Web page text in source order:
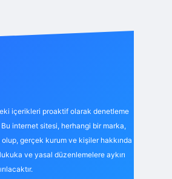
içerikleri proaktif olarak denetleme
internet sitesi, herhangi bir marka,
olup, gerçek kurum ve kişiler hakkında
ve yasal düzenlemelere aykırı